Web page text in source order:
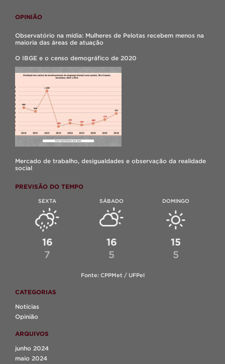
OPINIÃO
Observatório na mídia: Mulheres de Pelotas recebem menos na
maioria das áreas de atuação
O IBGE e o censo demográfico de 2020
Mercado de trabalho, desigualdades e observação da realidade
social
PREVISÃO DO TEMPO
SEXTA
16
7
SÁBADO
16
5
DOMINGO
15
5
Fonte: CPPMet / UFPel
CATEGORIAS
Notícias
Opinião
ARQUIVOS
junho 2024
maio 2024